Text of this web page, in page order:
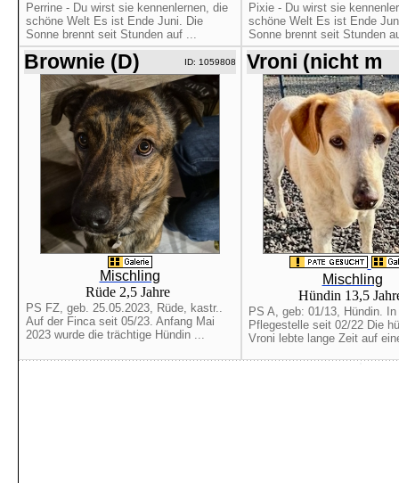
Perrine - Du wirst sie kennenlernen, die
schöne Welt Es ist Ende Juni. Die
Sonne brennt seit Stunden auf ...
Pixie - Du wirst sie
schöne Welt Es ist Ende
Sonne brennt seit Stunden
Brownie (D) ID: 1059808
Mischling
Rüde 2,5 Jahre
PS FZ, geb. 25.05.2023, Rüde, kastr..
Auf der Finca seit 05/23. Anfang Mai
2023 wurde die trächtige Hündin ...
Vroni (nicht m
Mischling
Hündin 13,5
PS A, geb: 01/13, Hündin. In
Pflegestelle seit 02/22 Die
Vroni lebte lange Zeit auf